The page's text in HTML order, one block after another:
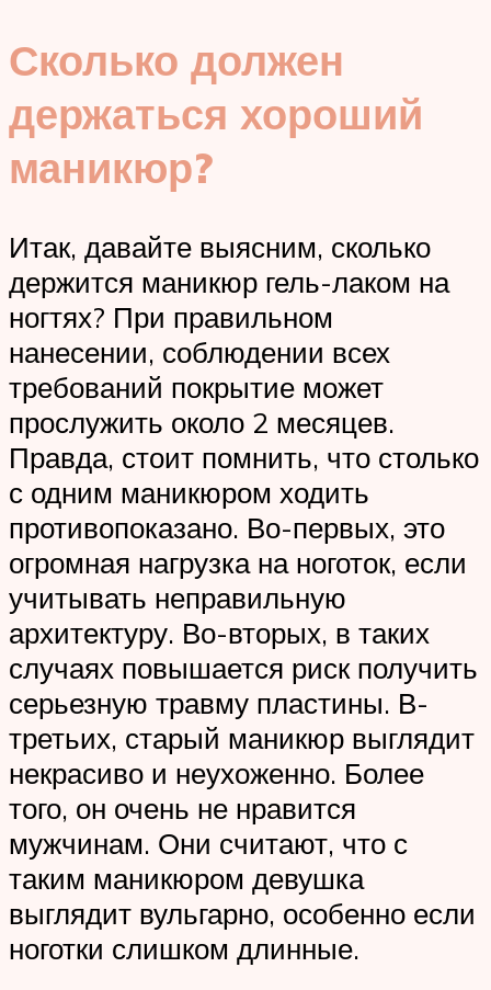
Сколько должен
держаться хороший
маникюр?
Итак, давайте выясним, сколько
держится маникюр гель-лаком на
ногтях? При правильном
нанесении, соблюдении всех
требований покрытие может
прослужить около 2 месяцев.
Правда, стоит помнить, что столько
с одним маникюром ходить
противопоказано. Во-первых, это
огромная нагрузка на ноготок, если
учитывать неправильную
архитектуру. Во-вторых, в таких
случаях повышается риск получить
серьезную травму пластины. В-
третьих, старый маникюр выглядит
некрасиво и неухоженно. Более
того, он очень не нравится
мужчинам. Они считают, что с
таким маникюром девушка
выглядит вульгарно, особенно если
ноготки слишком длинные.